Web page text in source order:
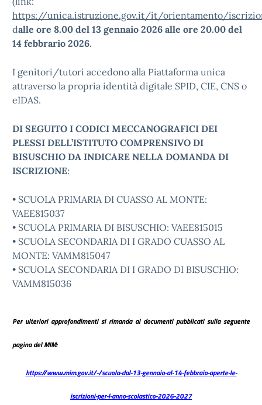
https://unica.istruzione.gov.it/it/orientamento/
dalle ore 8.00 del 13 gennaio 2026 alle ore 20.00 del
14 febbrario 2026.
I genitori/tutori accedono alla Piattaforma unica
attraverso la propria identità digitale SPID, CIE, CNS o
eIDAS.
DI SEGUITO I CODICI MECCANOGRAFICI DEI
PLESSI DELL’ISTITUTO COMPRENSIVO DI
BISUSCHIO DA INDICARE NELLA DOMANDA DI
ISCRIZIONE:
• SCUOLA PRIMARIA DI CUASSO AL MONTE:
VAEE815037
• SCUOLA PRIMARIA DI BISUSCHIO: VAEE815015
• SCUOLA SECONDARIA DI I GRADO CUASSO AL
MONTE: VAMM815047
• SCUOLA SECONDARIA DI I GRADO DI BISUSCHIO:
VAMM815036
Per ulteriori approfondimenti si rimanda ai documenti pubblicati sulla seguente
pagina del MIM:
https://www.mim.gov.it/-/scuola-dal-13-gennaio-al-14-febbraio-aperte-le-
iscrizioni-per-l-anno-scolastico-2026-2027